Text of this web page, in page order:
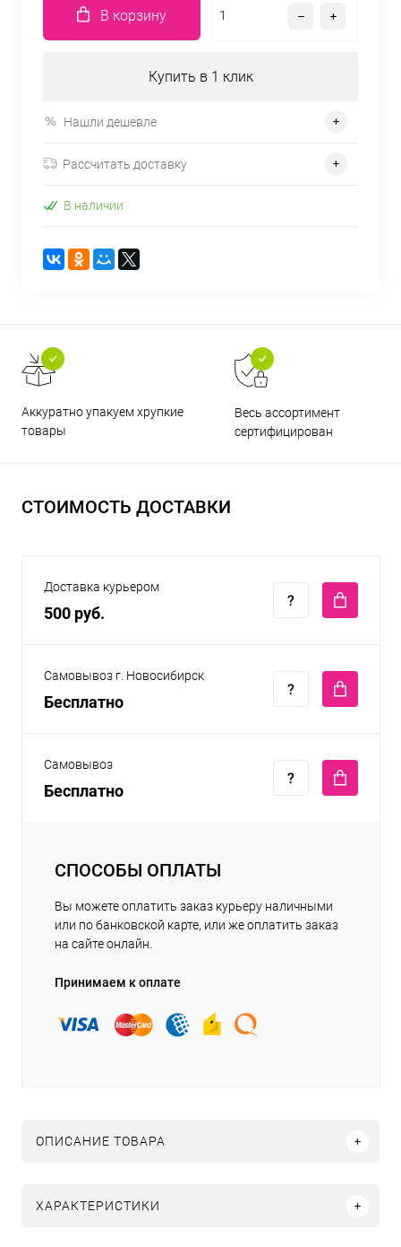
В корзину
Купить в 1 клик
Нашли дешевле
Рассчитать доставку
В наличии
Аккуратно упакуем хрупкие
товары
Весь ассортимент
сертифицирован
СТОИМОСТЬ ДОСТАВКИ
Доставка курьером
500 руб.
Самовывоз г. Новосибирск
Бесплатно
Самовывоз
Бесплатно
СПОСОБЫ ОПЛАТЫ
Вы можете оплатить заказ курьеру наличными
или по банковской карте, или же оплатить заказ
на сайте онлайн.
Принимаем к оплате
ОПИСАНИЕ ТОВАРА
ХАРАКТЕРИСТИКИ